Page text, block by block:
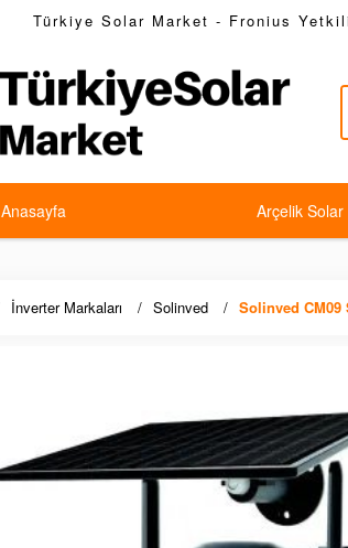
Türkiye Solar Market - Fronius
Anasayfa Arçelik Solar
İnverter Markaları Solinved Solinved CM09